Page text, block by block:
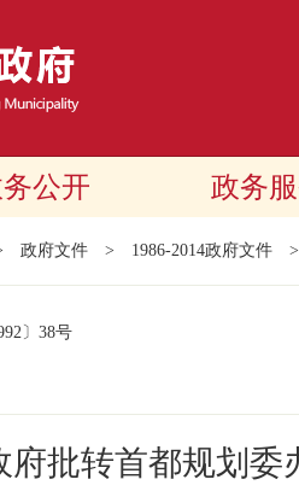
公开 政务
政府文件 > 1986-2014政府文件
〕 38号
府批转首都规划